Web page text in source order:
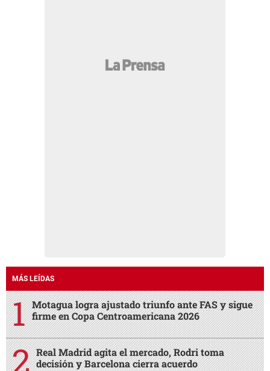
MÁS LEÍDAS
Motagua logra ajustado triunfo ante FAS y sigue
firme en Copa Centroamericana 2026
Real Madrid agita el mercado, Rodri toma
decisión y Barcelona cierra acuerdo